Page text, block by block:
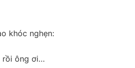
khóc nghẹn:
rồi ông ơi…